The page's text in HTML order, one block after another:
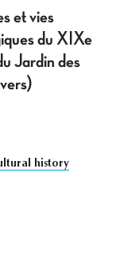
et vies
du XIXe
Jardin des
history